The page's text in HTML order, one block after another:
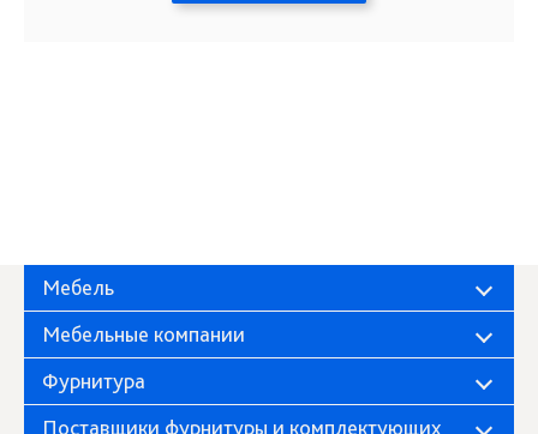
Мебель
Мебельные компании
Фурнитура
Поставщики фурнитуры и комплектующих